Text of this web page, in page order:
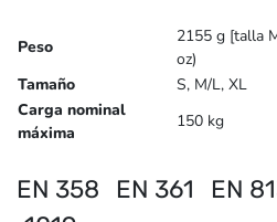
Peso
2155 g [talla
oz)
Tamaño
S, M/L, XL
Carga nominal
máxima
150 kg
EN 358 EN 361 EN